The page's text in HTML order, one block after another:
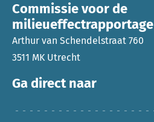
Ga direct naar
Commissie voor de
milieueffectrapportage
Arthur van Schendelstraat 760
3511 MK Utrecht